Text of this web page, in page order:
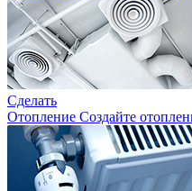
Сделать
Отопление Создайте